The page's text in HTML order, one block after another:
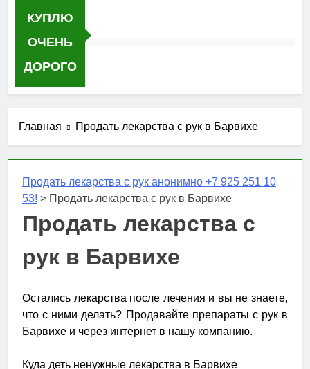
КУПЛЮ
ОЧЕНЬ
ДОРОГО
Главная Продать лекарства с рук в Барвихе
Продать лекарства с рук анонимно +7 925 251 10
53! > Продать лекарства с рук в Барвихе
Продать лекарства с
рук в Барвихе
Остались лекарства после лечения и вы не знаете,
что с ними делать? Продавайте препараты с рук в
Барвихе и через интернет в нашу компанию.
Куда деть ненужные лекарства в Барвихе